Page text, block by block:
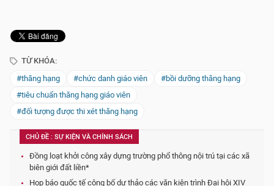
TỪ KHÓA:
#thăng hạng
#chức danh giáo viên
#bồi dưỡng thăng hạng
#tiêu chuẩn thăng hạng giáo viên
#đối tượng được thi xét thăng hạng
CHỦ ĐỀ : SỰ KIỆN VÀ CHÍNH SÁCH
Đồng loạt khởi công xây dựng trường phổ thông nội trú tại các xã
biên giới đất liền*
Họp báo quốc tế công bố dự thảo các văn kiện trình Đại hội XIV